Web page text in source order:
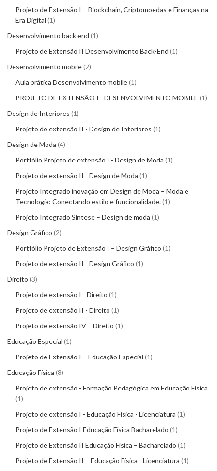
Projeto de Extensão I – Blockchain, Criptomoedas e Finanças na
Era Digital 1
Desenvolvimento back end 1
Projeto de Extensão II Desenvolvimento Back-End 1
Desenvolvimento mobile 2
Aula prática Desenvolvimento mobile 1
PROJETO DE EXTENSÃO I - DESENVOLVIMENTO MOBILE 1
Design de Interiores 1
Projeto de extensão II - Design de Interiores 1
Design de Moda 4
Portfólio Projeto de extensão I - Design de Moda 1
Projeto de extensão II - Design de Moda 1
Projeto Integrado inovação em Design de Moda – Moda e
Tecnologia: Conectando estilo e funcionalidade. 1
Projeto Integrado Síntese – Design de moda 1
Design Gráfico 2
Portfólio Projeto de Extensão I – Design Gráfico 1
Projeto de extensão II - Design Gráfico 1
Direito 3
Projeto de extensão I - Direito 1
Projeto de extensão II - Direito 1
Projeto de extensão IV – Direito 1
Educação Especial 1
Projeto de Extensão I – Educação Especial 1
Educação Física 8
Projeto de extensão - Formação Pedagógica em Educação Física
1
Projeto de extensão I - Educação Física - Licenciatura 1
Projeto de Extensão I Educação Física Bacharelado 1
Projeto de Extensão II Educação Física – Bacharelado 1
Projeto de Extensão II – Educação Física - Licenciatura 1